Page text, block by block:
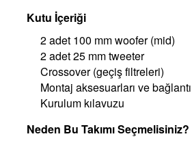
Kutu İçeriği
2 adet 100 mm woofer (mid)
2 adet 25 mm tweeter
Crossover (geçiş filtreleri)
Montaj aksesuarları ve
Kurulum kılavuzu
Neden Bu Takımı Seçmelisiniz?